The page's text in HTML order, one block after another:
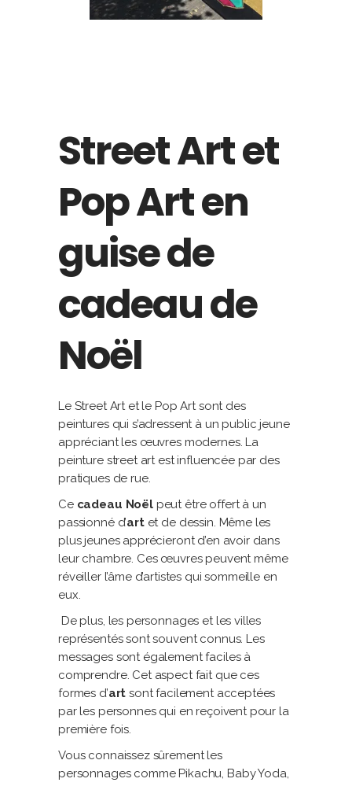
Street Art et
Pop Art en
guise de
cadeau de
Noël
Le Street Art et le Pop Art sont des
peintures qui s’adressent à un public jeune
appréciant les œuvres modernes. La
peinture street art est influencée par des
pratiques de rue.
Ce cadeau Noëlpeut être offert à un
passionné d’artet de dessin. Même les
plus jeunes apprécieront d’en avoir dans
leur chambre. Ces œuvres peuvent même
réveiller l’âme d’artistes qui sommeille en
eux.
De plus, les personnages et les villes
représentés sont souvent connus. Les
messages sont également faciles à
comprendre. Cet aspect fait que ces
formes d’art sont facilement acceptées
par les personnes qui en reçoivent pour la
première fois.
Vous connaissez sûrement les
personnages comme Pikachu, Baby Yoda,